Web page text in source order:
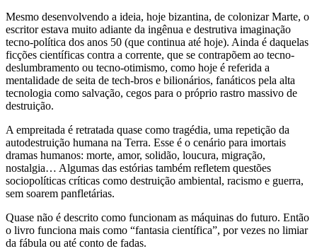
Mesmo desenvolvendo a ideia, hoje bizantina, de colonizar Marte, o
escritor estava muito adiante da ingênua e destrutiva imaginação
tecno-política dos anos 50 (que continua até hoje). Ainda é daquelas
ficções científicas contra a corrente, que se contrapõem ao tecno-
deslumbramento ou tecno-otimismo, como hoje é referida a
mentalidade de seita de tech-bros e bilionários, fanáticos pela alta
tecnologia como salvação, cegos para o próprio rastro massivo de
destruição.
A empreitada é retratada quase como tragédia, uma repetição da
autodestruição humana na Terra. Esse é o cenário para imortais
dramas humanos: morte, amor, solidão, loucura, migração,
nostalgia… Algumas das estórias também refletem questões
sociopolíticas críticas como destruição ambiental, racismo e guerra,
sem soarem panfletárias.
Quase não é descrito como funcionam as máquinas do futuro. Então
o livro funciona mais como “fantasia científica”, por vezes no limiar
da fábula ou até conto de fadas.